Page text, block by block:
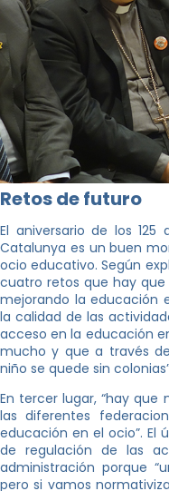
Retos de futuro
El aniversario de los
Catalunya es un buen
ocio educativo. Según
cuatro retos que hay que
mejorando la educación
la calidad de las
acceso en la educación
mucho y que a través
niño se quede sin
En tercer lugar, “hay
las diferentes
educación en el ocio”. El
de regulación de las
administración porque
pero si vamos